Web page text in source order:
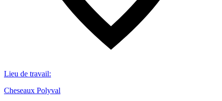
Lieu de travail:
Cheseaux Polyval